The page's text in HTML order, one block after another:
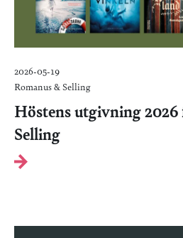
2026-05-19
Romanus & Selling
Höstens utgivning 2026
Selling